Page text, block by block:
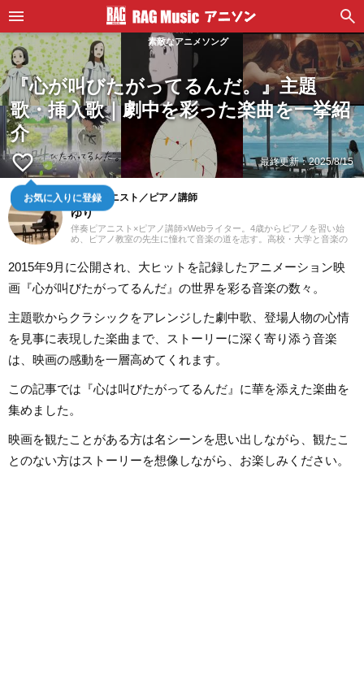
素敵なアニメソング
『心が叫びたがってるんだ。』主題
歌・挿入歌｜劇中を彩った楽曲を一挙紹
介
favorite_border
お気に入りに登録
最終更新：2025/8/15
伴奏ピアニスト／ピアノ講師
ゆり
伴奏ピアニスト×ピアノ講師×Webライター。4歳からピアノを習い始
め、ピアノ教室の先生に憧れて音楽の道を志す。高校・大学と音楽の
アノを教える傍ら、地元愛知を中心にフルート・声楽・合唱等の伴奏
者として活動している。レッスンを通して生徒たちから流行の曲を教
わることも多く、邦楽・洋楽・CM曲など、ジャンルを問わずなんでも
ピアノで弾いてみるのが趣味。2021年より、Webライターとしての活
る。
2015年9月に公開され、大ヒットを記録したアニメーション映
画『心が叫びたがってるんだ』の世界を彩る音楽の数々。
主題歌からクラシックをアレンジした劇中歌、登場人物の心情
を見事に表現した楽曲まで、ストーリーに深く寄り添う音楽
は、映画の感動を一層高めてくれます。
この記事では『心は叫びたがってるんだ』に華を添えた楽曲を
集めました。
映画を観たことがある方は名シーンを思い出しながら、観たこ
とのない方はストーリーを想像しながら、お楽しみください。